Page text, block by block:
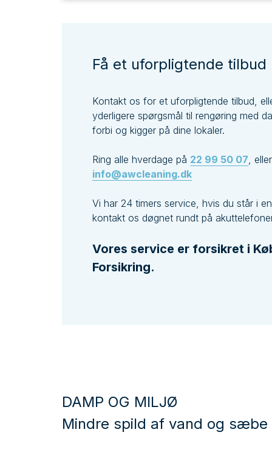
Få et uforpligtende tilbud
Kontakt os for et uforpligtende tilbud,
yderligere spørgsmål til rengøring med
forbi og kigger på dine lokaler.
Ring alle hverdage på 22 99 50 07,
info@awcleaning.dk
Vi har 24 timers service, hvis du står i
kontakt os døgnet rundt på
Vores service er forsikret i
Forsikring.
DAMP OG MILJØ
Mindre spild af vand og sæbe